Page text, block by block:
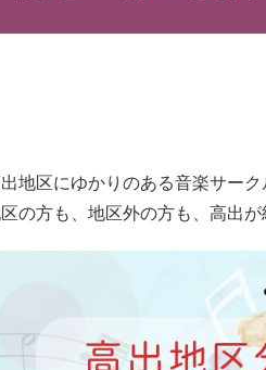
地区にゆかりのある音楽サー
の方も、地区外の方も、高出